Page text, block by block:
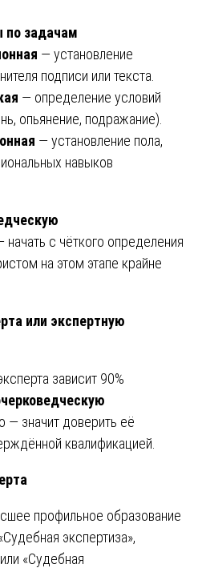
по задачам
— установление
подписи или текста.
— определение условий
опьянение, подражание).
— установление пола,
навыков
начать с чёткого определения
на этом этапе крайне
или экспертную
зависит 90%
— значит доверить её
квалификацией.
профильное образование
экспертиза»,
«Судебная